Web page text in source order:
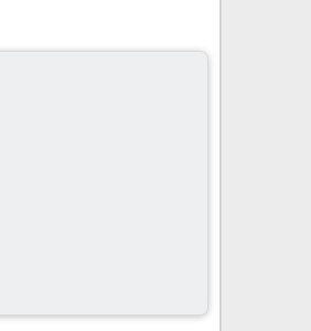
ou si l'appel coûte